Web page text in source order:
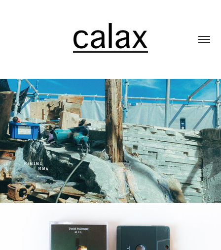
KIMIMI
2026